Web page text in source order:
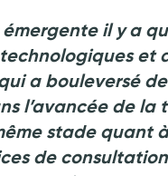
il y a
et
a bouleversé
l’avancée de la
stade quant
de